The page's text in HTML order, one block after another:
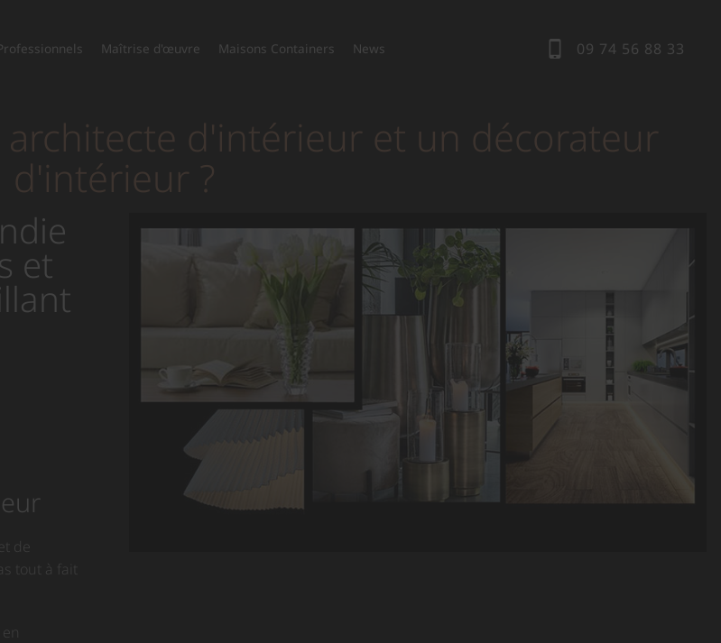
Maîtrise d'œuvre Maisons Containers News 09 74 56 88 33
d'intérieur et un décorateur
d'intérieur ?
et
de
tout à fait